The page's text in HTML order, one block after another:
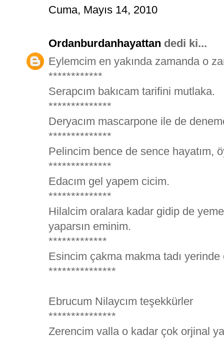
Cuma, Mayıs 14, 2010
Ordanburdanhayattan dedi ki...
Eylemcim en yakında zamanda o
************
Serapcım bakıcam tarifini mutlaka.
**************
Deryacım mascarpone ile de
**************
Pelincim bence de sence hayatım,
**************
Edacım gel yapem cicim.
**************
Hilalcim oralara kadar gidip de
yaparsın eminim.
*************
Esincim çakma makma tadı
***************
Ebrucum Nilaycım teşekkürler
***************
Zerencim valla o kadar çok orjinal